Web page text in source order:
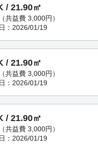
/ 21.90㎡
（共益費 3,000円）
：2026/01/19
/ 21.90㎡
（共益費 3,000円）
：2026/01/19
/ 21.90㎡
（共益費 3,000円）
：2026/01/19